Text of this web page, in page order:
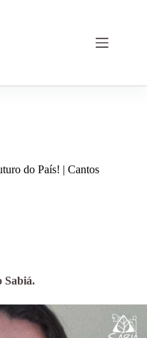
do País! | Cantos
Sabiá.